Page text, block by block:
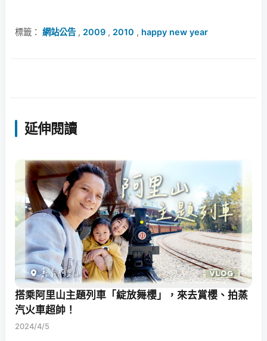
標籤： 網站公告, 2009 , 2010 , happy new year
延伸閱讀
搭乘阿里山主題列車「綻放舞櫻」，來去賞櫻、拍蒸
汽火車超帥！
2024/4/5